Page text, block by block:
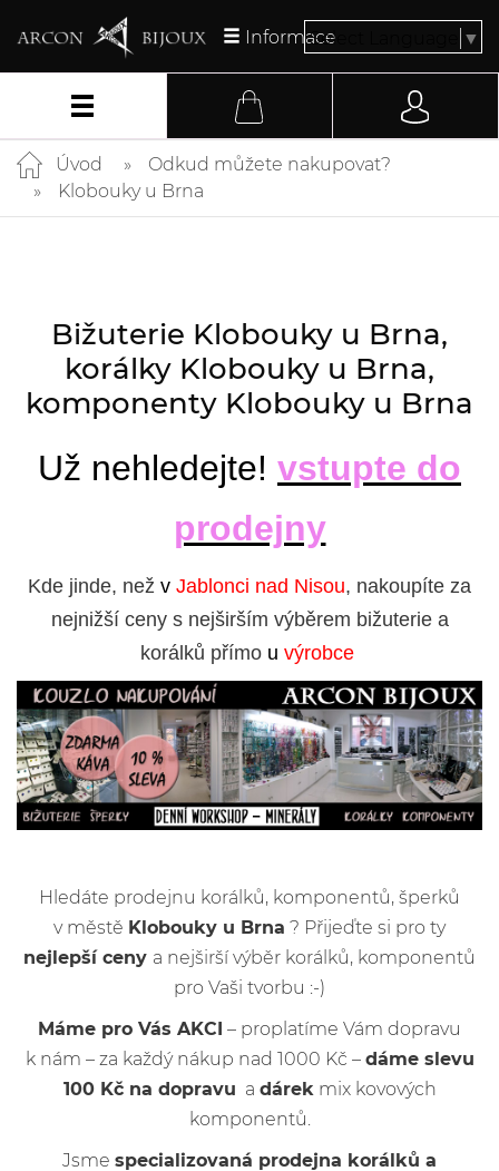
InformaceSelect Language ▼
Úvod
Odkud můžete nakupovat?
Klobouky u Brna
Bižuterie Klobouky u Brna,
korálky Klobouky u Brna,
komponenty Klobouky u Brna
Už nehledejte! vstupte do
prodejny
Kde jinde, než v Jablonci nad Nisou, nakoupíte za
nejnižší ceny s nejširším výběrem bižuterie a
korálků přímo u výrobce
Hledáte prodejnu korálků, komponentů, šperků
v městě Klobouky u Brna ? Přijeďte si pro ty
nejlepší ceny a nejširší výběr korálků, komponentů
pro Vaši tvorbu :-)
Máme pro Vás AKCI – proplatíme Vám dopravu
k nám – za každý nákup nad 1000 Kč – dáme slevu
100 Kč na dopravu a dárek mix kovových
komponentů.
Jsme specializovaná prodejna korálků a